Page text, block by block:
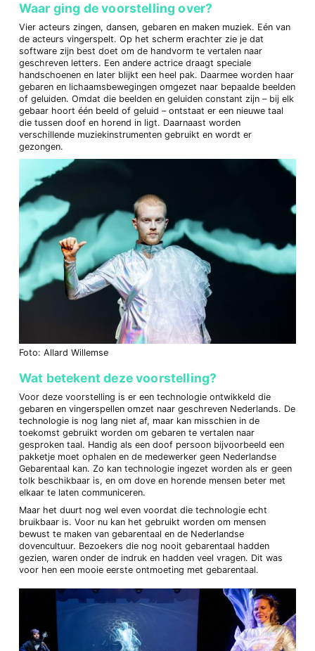
Waar ging de voorstelling over?
Vier acteurs zingen, dansen, gebaren en maken muziek. Eén van
de acteurs vingerspelt. Op het scherm erachter zie je dat
software zijn best doet om de handvorm te vertalen naar
geschreven letters. Een andere actrice draagt speciale
handschoenen en later blijkt een heel pak. Daarmee worden haar
gebaren en lichaamsbewegingen omgezet naar bepaalde beelden
of geluiden. Omdat die beelden en geluiden constant zijn – bij elk
gebaar hoort één beeld of geluid – ontstaat er een nieuwe taal
die tussen doof en horend in ligt. Daarnaast worden
verschillende muziekinstrumenten gebruikt en wordt er
gezongen.
Foto: Allard Willemse
Wat betekent deze voorstelling?
Voor deze voorstelling is er een technologie ontwikkeld die
gebaren en vingerspellen omzet naar geschreven Nederlands. De
technologie is nog lang niet af, maar kan misschien in de
toekomst gebruikt worden om gebaren te vertalen naar
gesproken taal. Handig als een doof persoon bijvoorbeeld een
pakketje moet ophalen en de medewerker geen Nederlandse
Gebarentaal kan. Zo kan technologie ingezet worden als er geen
tolk beschikbaar is, en om dove en horende mensen beter met
elkaar te laten communiceren.
Maar het duurt nog wel even voordat die technologie echt
bruikbaar is. Voor nu kan het gebruikt worden om mensen
bewust te maken van gebarentaal en de Nederlandse
dovencultuur. Bezoekers die nog nooit gebarentaal hadden
gezien, waren onder de indruk en hadden veel vragen. Dit was
voor hen een mooie eerste ontmoeting met gebarentaal.